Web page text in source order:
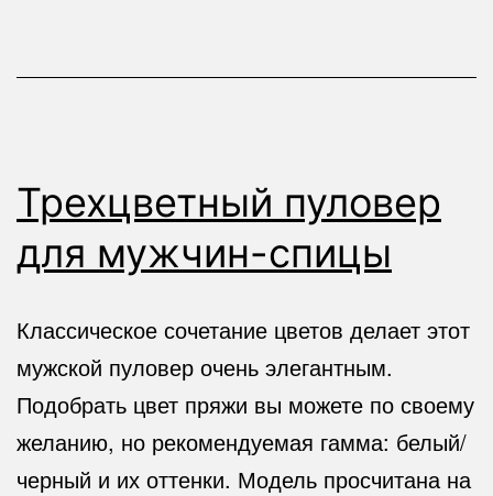
Трехцветный пуловер
для мужчин-спицы
Классическое сочетание цветов делает этот
мужской пуловер очень элегантным.
Подобрать цвет пряжи вы можете по своему
желанию, но рекомендуемая гамма: белый/
черный и их оттенки. Модель просчитана на